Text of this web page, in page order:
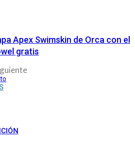
Apex Swimskin de Orca con el
gratis